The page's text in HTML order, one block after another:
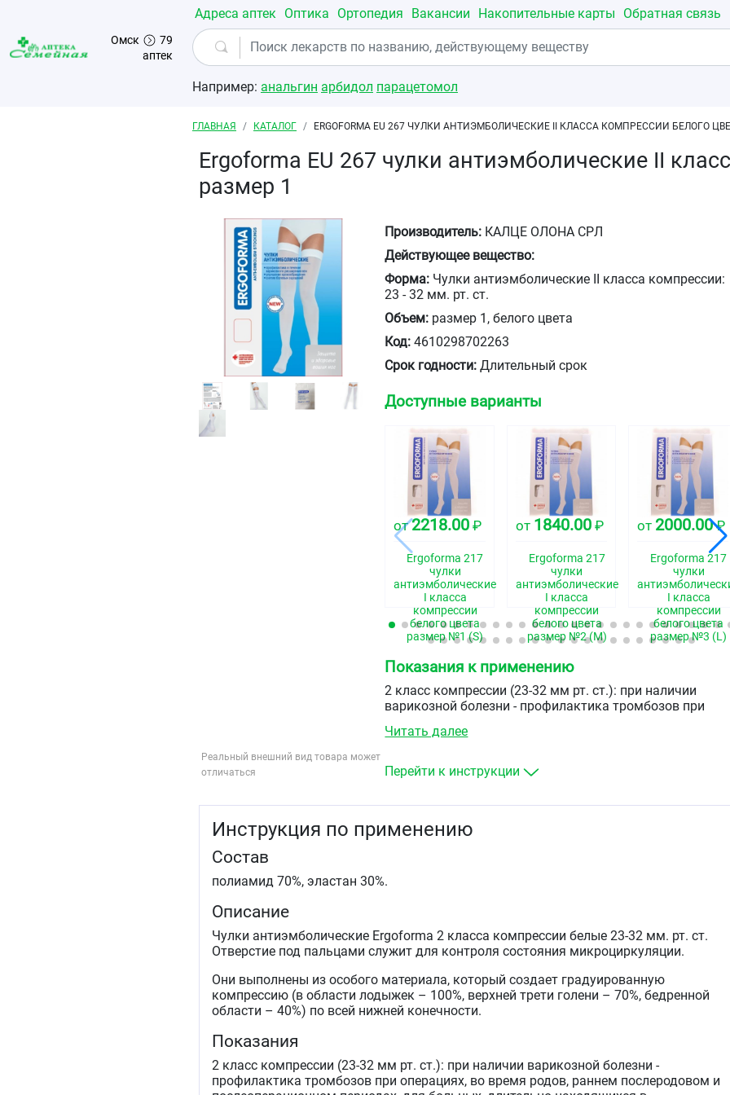
Перейти к основному содержанию
Омск
79
аптек
Адреса аптек Оптика Ортопедия Вакансии Накопительные карты Обратная связь
Например: анальгин арбидол парацетомол
Строка навигации
ГЛАВНАЯ КАТАЛОГ ERGOFORMA EU 267 ЧУЛКИ АНТИЭМБОЛИЧЕСКИЕ II КЛАССА КОМПРЕССИИ БЕЛОГО
Ergoforma EU 267 чулки антиэмболические II
размер 1
Реальный внешний вид товара может
отличаться
Производитель: КАЛЦЕ ОЛОНА СРЛ
Действующее вещество:
Форма: Чулки антиэмболические II класса компрессии:
23 - 32 мм. рт. ст.
Объем: размер 1, белого цвета
Код: 4610298702263
Срок годности: Длительный срок
Доступные варианты
от2218.00 ₽
Ergoforma 217
чулки
антиэмболические
I класса
компрессии
белого цвета
размер №1 (S)
от 1840.00₽
Ergoforma 217
чулки
антиэмболические
I класса
компрессии
белого цвета
размер №2 (М)
от 2000.00₽
Ergoforma 217
чулки
I класса
компрессии
белого цвета
размер №3 (L)
Показания к применению
2 класс компрессии (23-32 мм рт. ст.): при наличии
варикозной болезни - профилактика тромбозов при
послеоперационном периодах, для больных, длительно
повышенной предрасположенности к
Читать далее
Перейти к инструкции
Инструкция по применению
Состав
полиамид 70%, эластан 30%.
Описание
Чулки антиэмболические Ergoforma 2 класса компрессии белые 23-32 мм. рт. ст.
Отверстие под пальцами служит для контроля состояния микроциркуляции.
Они выполнены из особого материала, который создает градуированную
компрессию (в области лодыжек – 100%, верхней трети голени – 70%, бедренной
области – 40%) по всей нижней конечности.
Показания
2 класс компрессии (23-32 мм рт. ст.): при наличии варикозной болезни -
профилактика тромбозов при операциях, во время родов, раннем послеродовом и